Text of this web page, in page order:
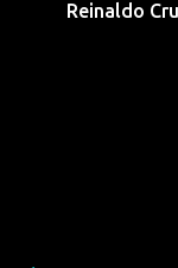
Reinaldo